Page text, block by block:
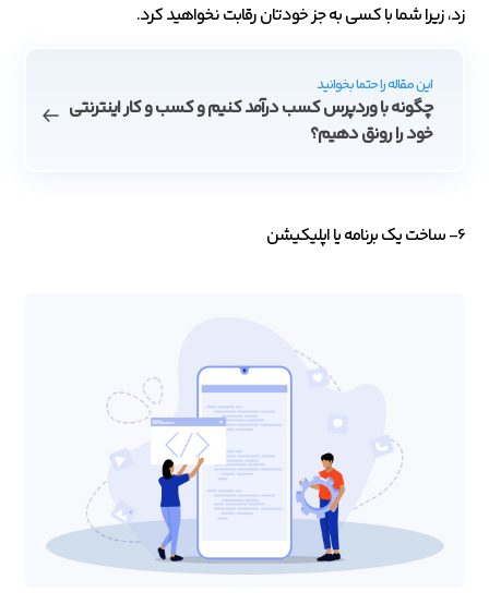
زد، زیرا شما با کسی به جز خودتان رقابت نخواهید کرد.
این مقاله را حتما بخوانید
چگونه با وردپرس کسب درآمد کنیم و کسب و کار اینترنتی‌
خود را رونق دهیم؟
6- ساخت یک برنامه یا اپلیکیشن